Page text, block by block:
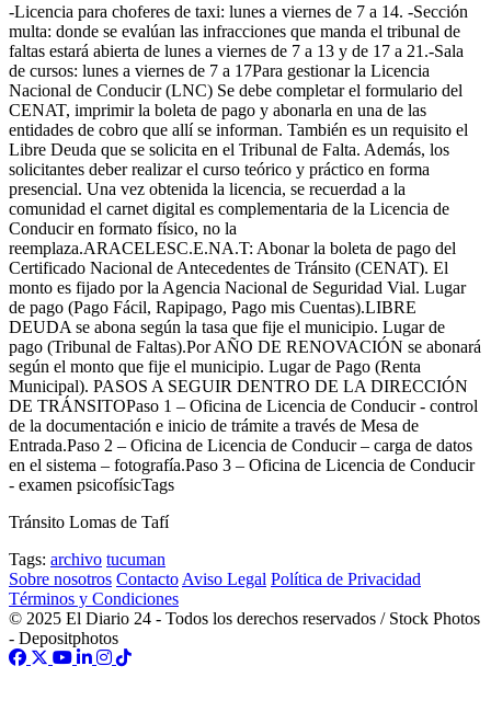
-Licencia para choferes de taxi: lunes a viernes de 7 a 14. -Sección
multa: donde se evalúan las infracciones que manda el tribunal de
faltas estará abierta de lunes a viernes de 7 a 13 y de 17 a 21.-Sala
de cursos: lunes a viernes de 7 a 17Para gestionar la Licencia
Nacional de Conducir (LNC) Se debe completar el formulario del
CENAT, imprimir la boleta de pago y abonarla en una de las
entidades de cobro que allí se informan. También es un requisito el
Libre Deuda que se solicita en el Tribunal de Falta. Además, los
solicitantes deber realizar el curso teórico y práctico en forma
presencial. Una vez obtenida la licencia, se recuerdad a la
comunidad el carnet digital es complementaria de la Licencia de
Conducir en formato físico, no la
reemplaza.ARACELESC.E.NA.T: Abonar la boleta de pago del
Certificado Nacional de Antecedentes de Tránsito (CENAT). El
monto es fijado por la Agencia Nacional de Seguridad Vial. Lugar
de pago (Pago Fácil, Rapipago, Pago mis Cuentas).LIBRE
DEUDA se abona según la tasa que fije el municipio. Lugar de
pago (Tribunal de Faltas).Por AÑO DE RENOVACIÓN se abonará
según el monto que fije el municipio. Lugar de Pago (Renta
Municipal). PASOS A SEGUIR DENTRO DE LA DIRECCIÓN
DE TRÁNSITOPaso 1 – Oficina de Licencia de Conducir - control
de la documentación e inicio de trámite a través de Mesa de
Entrada.Paso 2 – Oficina de Licencia de Conducir – carga de datos
en el sistema – fotografía.Paso 3 – Oficina de Licencia de Conducir
- examen psicofísicTags
Tránsito Lomas de Tafí
Tags: archivo tucuman
Sobre nosotros Contacto Aviso Legal Política de Privacidad
Términos y Condiciones
© 2025 El Diario 24 - Todos los derechos reservados / Stock Photos
- Depositphotos